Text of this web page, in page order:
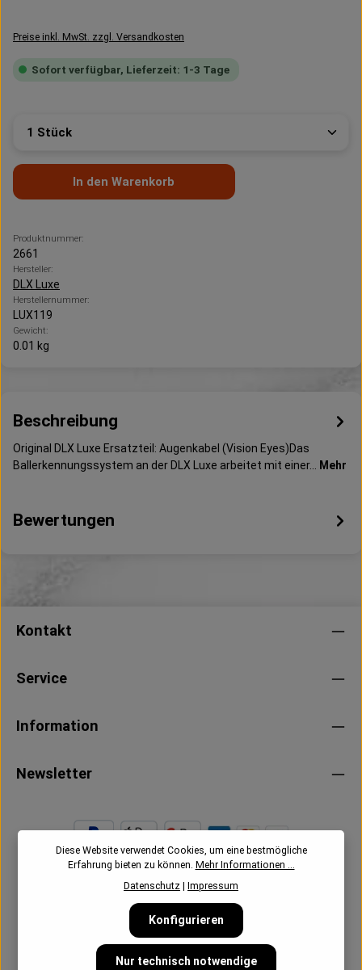
Preise inkl. MwSt. zzgl. Versandkosten
Sofort verfügbar, Lieferzeit: 1-3 Tage
Produkt Anzahl: Gib den gewünschten Wert ein
In den Warenkorb
Produktnummer:
2661
Hersteller:
DLX Luxe
Herstellernummer:
LUX119
Gewicht:
0.01 kg
Beschreibung
Original DLX Luxe Ersatzteil: Augenkabel (Vision Eyes)Das
Ballerkennungssystem an der DLX Luxe arbeitet mit einer…
Mehr
Bewertungen
Kontakt
Service
Information
Newsletter
Diese Website verwendet Cookies, um eine bestmögliche
Erfahrung bieten zu können. Mehr Informationen ...
Datenschutz
Impressum
Nur technisch notwendige
Konfigurieren